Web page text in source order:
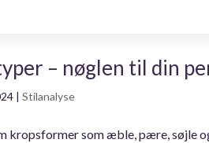
– nøglen til din
|Stilanalyse
kropsformer som æble, pære, søjle